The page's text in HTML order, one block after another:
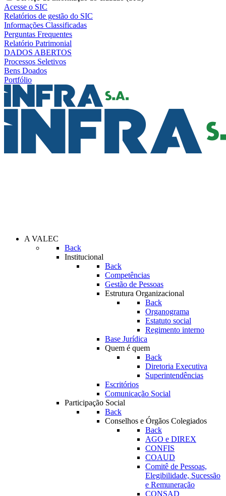
Acesse o SIC
Relatórios de gestão do SIC
Informações Classificadas
Perguntas Frequentes
Relatório Patrimonial
DADOS ABERTOS
Processos Seletivos
Bens Doados
Portfólio
A VALEC
Back
Institucional
Back
Competências
Gestão de Pessoas
Estrutura Organizacional
Back
Organograma
Estatuto social
Regimento interno
Base Jurídica
Quem é quem
Back
Diretoria Executiva
Superintendências
Escritórios
Comunicação Social
Participação Social
Back
Conselhos e Órgãos Colegiados
Back
AGO e DIREX
CONFIS
COAUD
Comitê de Pessoas,
Elegibilidade, Sucessão
e Remuneração
CONSAD